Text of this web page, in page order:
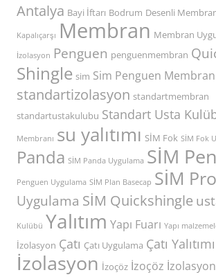
Antalya Bayi İftarı Bodrum Desenli
Kapalıçarşı Membran Membran
İzolasyon Penguen penguenmembran
Shingle sim Sim Penguen Membran
standartizolasyon standartmembran
standartustakulubu Standart Usta
Membranı su yalıtımı SİM Fok SİM Fok
Panda SİM Panda Uygulama SİM
Penguen Uygulama SİM Plan Basecap SİM
Uygulama SİM Quickshingle
Kulübü Yalıtım Yapı Fuarı Yapı
İzolasyon Çatı Çatı Uygulama Çatı Yalıtımı
İzolasyon İzoçöz İzoçöz İzolasyon